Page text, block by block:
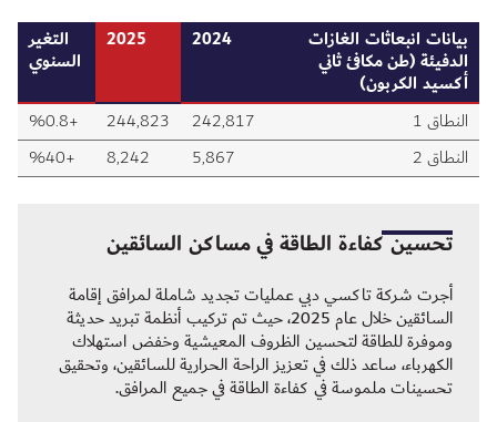
بيانات انبعاثات الغازات
الدفيئة (طن مكافئ ثاني
أكسيد الكربون)
2024
2025 التغير
السنوي
النطاق 1
242,817
244,823
+%0.8
النطاق 2
5,867
8,242
+%40
تحسين كفاءة الطاقة في مساكن السائقين
أجرت شركة تاكسي دبي عمليات تجديد شاملة لمرافق إقامة
السائقين خلال عام 2025، حيث تم تركيب أنظمة تبريد حديثة
وموفرة للطاقة لتحسين الظروف المعيشية وخفض استهلاك
الكهرباء، ساعد ذلك في تعزيز الراحة الحرارية للسائقين، وتحقيق
تحسينات ملموسة في كفاءة الطاقة في جميع المرافق.